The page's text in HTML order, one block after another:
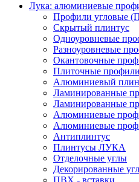
Лука: алюминиевые
Профили угловые
Скрытый плинтус
Одноуровневые
Разноуровневые
Окантовочные
Плиточные
Алюминиевый
Ламинированные
Ламинированные
Алюминиевые
Алюминиевые
Антиплинтус
Плинтусы ЛУКА
Отделочные углы
Декорированные
ПВХ - вставки